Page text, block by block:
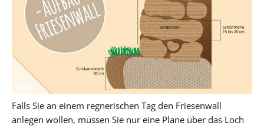
Falls Sie an einem regnerischen Tag den Friesenwall
anlegen wollen, müssen Sie nur eine Plane über das Loch